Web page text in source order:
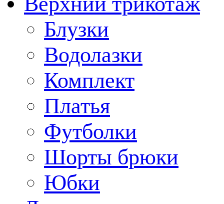
Блузки
Водолазки
Комплект
Платья
Футболки
Шорты брюки
Юбки